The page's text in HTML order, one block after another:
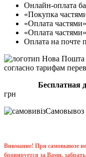
Онлайн-оплата
«Покупка
«Оплата
«Оплата
Оплата на почте
согласно тарифам
Бесплатная
грн
Самовывоз
Внимание! При самовывозе
бронируется за Вами,